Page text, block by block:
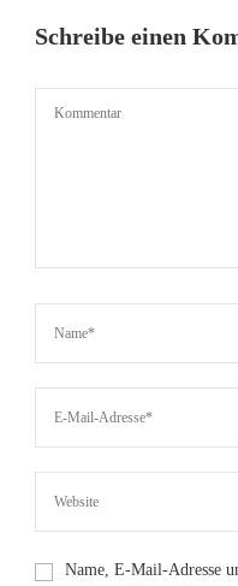
Schreibe einen
Name, E-Mail-Adresse